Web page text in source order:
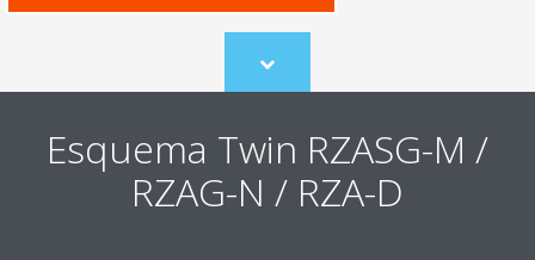
Scroll
to
Esquema Twin RZASG-M /
RZAG-N / RZA-D